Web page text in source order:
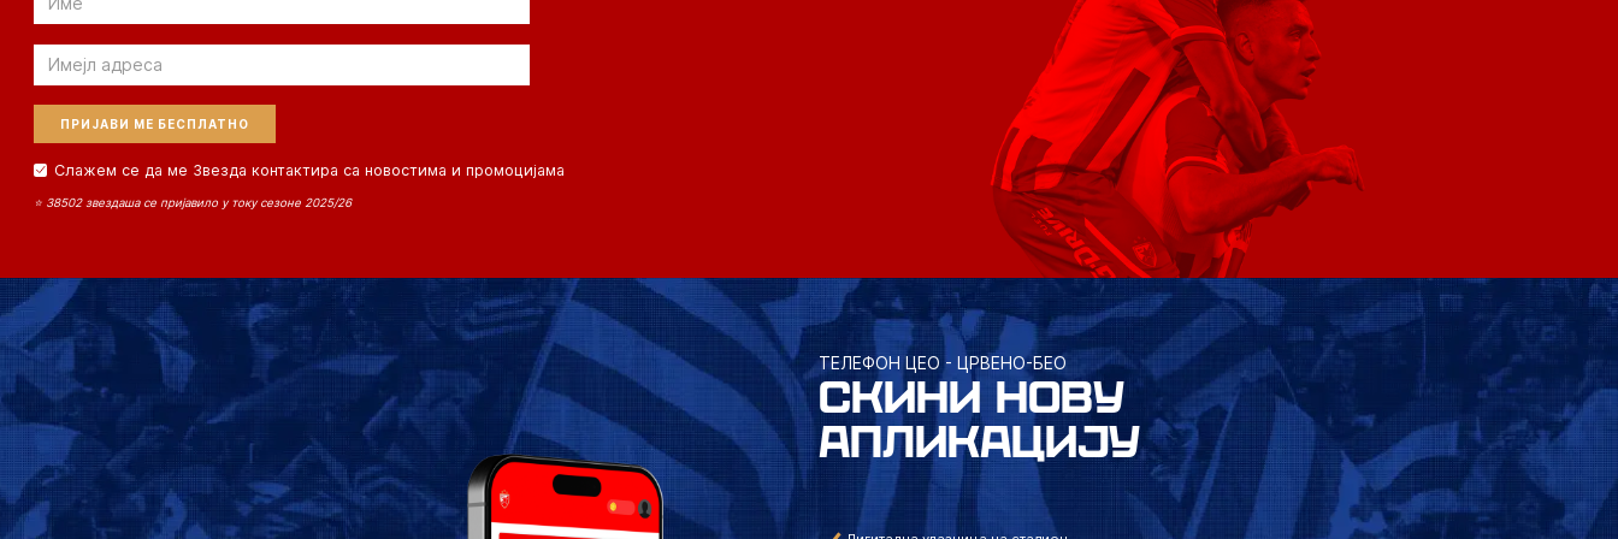
Email
Слажем се да ме Звезда контактира са новостима и промоцијама
⭐ 38502 звездаша се пријавило у току сезоне 2025/26
ТЕЛЕФОН ЦЕО - ЦРВЕНО-БЕО
СКИНИ НОВУ
АПЛИКАЦИЈУ